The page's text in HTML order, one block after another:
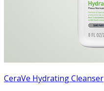
CeraVe Hydrating Cleanser